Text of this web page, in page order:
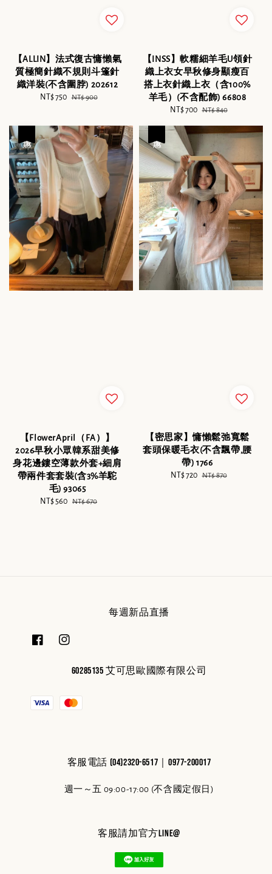
【ALLIN】法式復古慵懶氣
質極簡針織不規則斗篷針
織洋裝(不含圍脖) 202612
Sale
NT$ 750 Regular
NT$ 900
【INSS】軟糯細羊毛U領針
織上衣女早秋修身顯瘦百
搭上衣針織上衣（含100%
羊毛）(不含配飾) 66808
Sale
NT$ 700 Regular
NT$ 840
【FlowerApril（FA）】
2026早秋小眾韓系甜美修
身花邊鏤空薄款外套+細肩
帶兩件套套裝(含3%羊駝
毛) 93065
Sale
NT$ 560 Regular
NT$ 670
【密思家】慵懶鬆弛寬鬆
套頭保暖毛衣(不含飄帶,腰
帶) 1766
Sale
NT$ 720 Regular
NT$ 870
每週新品直播
60285135 艾可思歐國際有限公司
客服電話 (04)2320-6517｜0977-200017
週一～五 09:00-17:00 (不含國定假日)
客服請加官方line@